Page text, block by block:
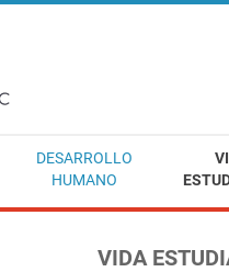
DESARROLLO
HUMANO
VIDA